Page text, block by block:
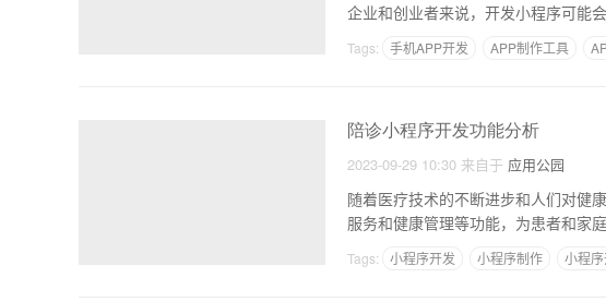
企业和创业者来说，开发小程序可能
Tags: 手机APP开发 APP制作工具
陪诊小程序开发功能分析
2023-09-29 10:30 来自于 应用公园
随着医疗技术的不断进步和人们对健
服务和健康管理等功能，为患者和家
Tags: 小程序开发 小程序制作 小程